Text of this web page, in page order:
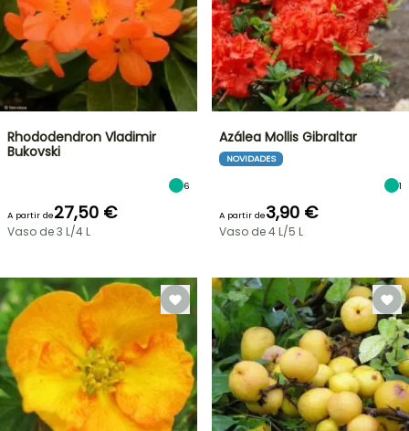
Rhododendron Vladimir
Bukovski
6
A partir de27,50 €
Vaso de 3 L/4 L
Azálea Mollis Gibraltar
NOVIDADES
1
A partir de3,90 €
Vaso de 4 L/5 L